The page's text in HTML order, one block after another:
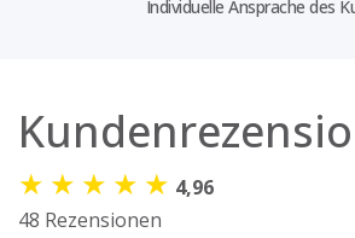
Individuelle Ansprache des
★ ★ ★ ★ ★ 4,96
48 Rezensionen